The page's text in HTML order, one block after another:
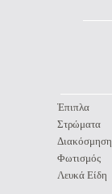
Έπιπλα
Στρώματα
Διακόσμηση
Φωτισμός
Λευκά Είδη